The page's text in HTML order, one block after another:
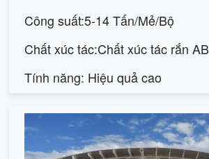
Công suất:5-14 Tấn/Mẻ/Bộ
Chất xúc tác:Chất xúc tác rắn AB
Tính năng: Hiệu quả cao